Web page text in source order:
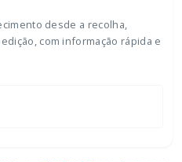
desde a recolha,
com informação rápida e